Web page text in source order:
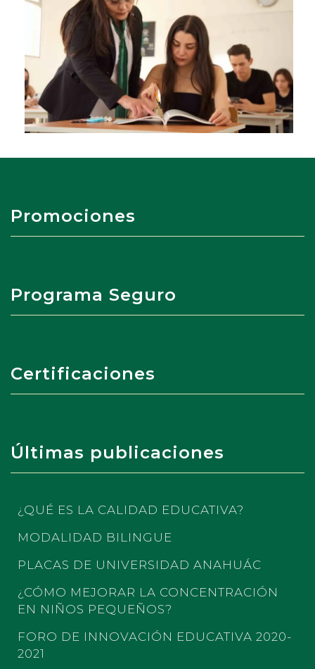
Promociones
Programa Seguro
Certificaciones
Últimas publicaciones
¿QUÉ ES LA CALIDAD EDUCATIVA?
MODALIDAD BILINGUE
PLACAS DE UNIVERSIDAD ANAHUÁC
¿CÓMO MEJORAR LA CONCENTRACIÓN
EN NIÑOS PEQUEÑOS?
FORO DE INNOVACIÓN EDUCATIVA 2020-
2021